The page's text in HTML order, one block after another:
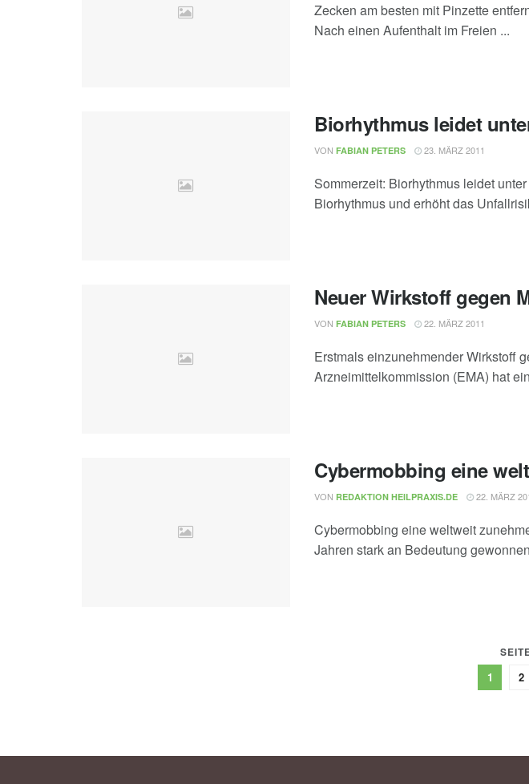
Zecken am besten mit Pinzette
Nach einen Aufenthalt im Freien ...
Biorhythmus leidet
VON FABIAN PETERS 23. MÄRZ 2011
Sommerzeit: Biorhythmus leidet
Biorhythmus und erhöht das
Neuer Wirkstoff gegen
VON FABIAN PETERS 22. MÄRZ 2011
Erstmals einzunehmender Wirkstoff
Arzneimittelkommission (EMA) hat
Cybermobbing eine
VON REDAKTION HEILPRAXIS.DE 22. MÄRZ
Cybermobbing eine weltweit
Jahren stark an Bedeutung
1 2